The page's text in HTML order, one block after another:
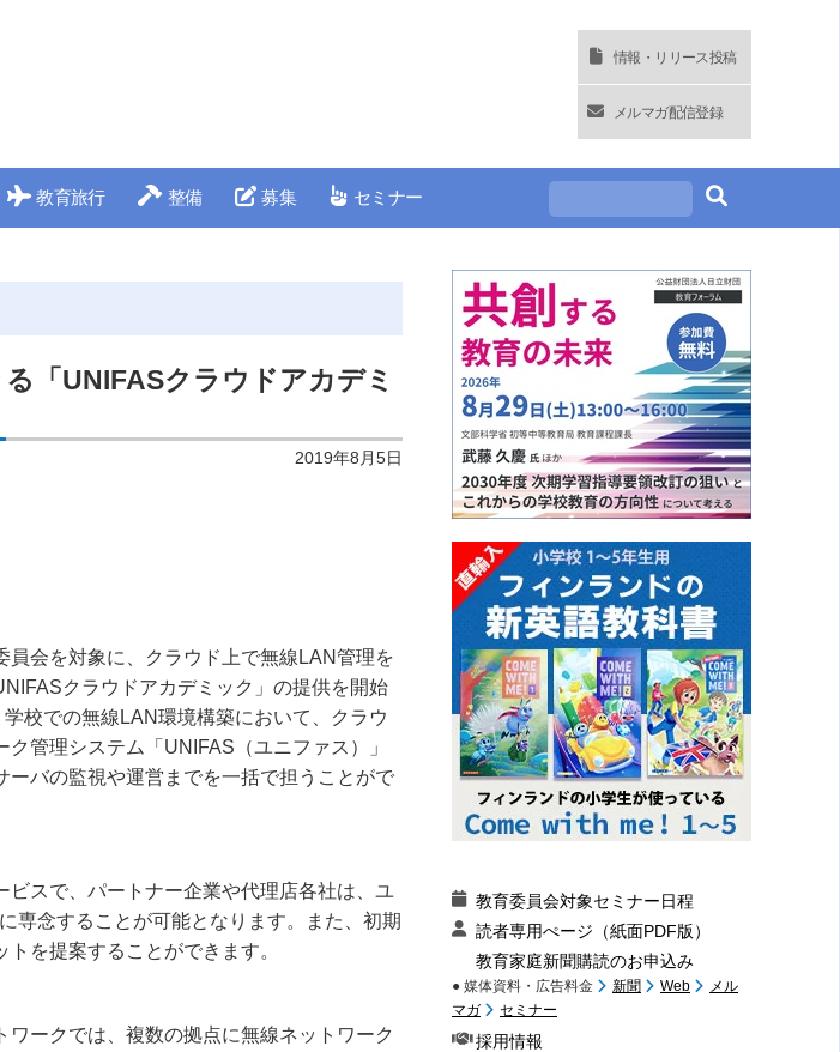
情報・リリース投稿
メルマガ配信登録
教育旅行 整備 募集 セミナー
「UNIFASクラウドアカデミ
2019年8月5日
員会を対象に、クラウド上で無線 LAN管理を
クラウドアカデミック」の提供を開始
校での無線 LAN環境構築において、クラウ
ク管理システム「 UNIFAS （ユニファス）」
ーバの監視や運営までを一括で担うことがで
スで、パートナー企業や代理店各社は、ユ
専念することが可能となります。また、初期
を提案することができます。
ークでは、複数の拠点に無線ネットワーク
教育委員会対象セミナー日程
読者専用ぺージ（紙面PDF版）
教育家庭新聞購読のお申込み
● 媒体資料・広告料金 新聞 Web
メル
マガ
セミナー
採用情報